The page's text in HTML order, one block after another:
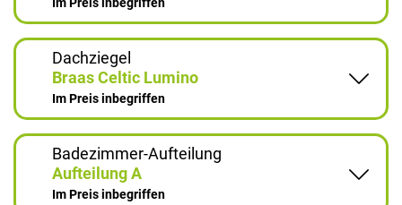
Dachziegel
Braas Celtic Lumino
Im Preis inbegriffen
Badezimmer-Aufteilung
Aufteilung A
Im Preis inbegriffen